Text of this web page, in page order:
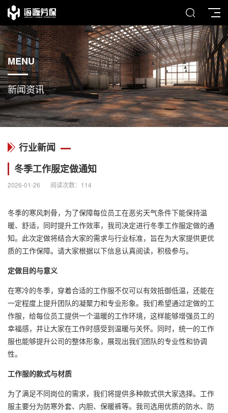
MENU
新闻资讯
行业新闻
冬季工作服定做通知
2026-01-26 阅读次数： 114
冬季的寒风刺骨，为了保障每位员工在恶劣天气条件下能保持温
暖、舒适，同时提升工作效率，我司决定进行冬季工作服定做的通
知。此次定做将结合大家的需求与行业标准，旨在为大家提供更优
质的工作保障。请大家根据以下信息认真阅读，积极参与。
定做目的与意义
在寒冷的冬季，穿着合适的工作服不仅可以有效抵御低温，还能在
一定程度上提升团队的凝聚力和专业形象。我们希望通过定做的工
作服，给每位员工提供一个温暖的工作环境，这样能够增强员工的
幸福感，并让大家在工作时感受到温暖与关怀。同时，统一的工作
服也能够提升公司的整体形象，展现出我们团队的专业性和协调
性。
工作服的款式与材质
为了满足不同岗位的需求，我们将提供多种款式供大家选择。工作
服主要分为防寒外套、内胆、保暖裤等。我司选用优质的防水、防